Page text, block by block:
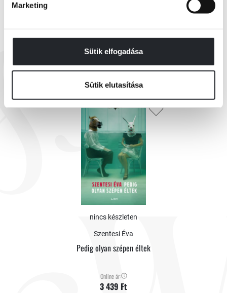
Marketing
Sütik elfogadása
Sütik elutasítása
EZEK IS ÉRDEKELHETNEK
nincs készleten
Szentesi Éva
Pedig olyan szépen éltek
Online ár:
3 439 Ft